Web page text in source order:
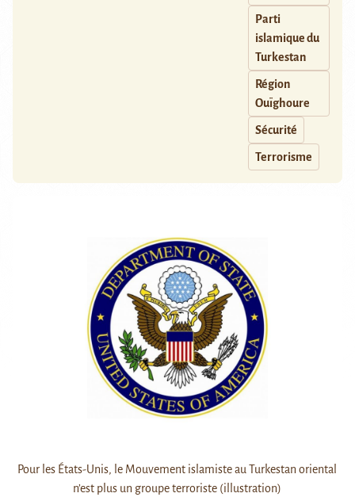
Parti
islamique du
Turkestan
Région
Ouïghoure
Sécurité
Terrorisme
Pour les États-Unis, le Mouvement islamiste au Turkestan oriental
n’est plus un groupe terroriste (illustration)